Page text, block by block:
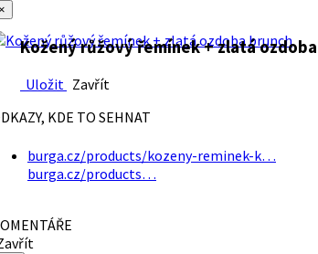
Kožený růžový řemínek + zlatá
Uložit Zavřít
KDE TO SEHNAT
burga.cz/products/kozeny-reminek-k…
burga.cz/products…